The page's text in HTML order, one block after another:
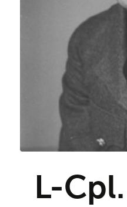
L-